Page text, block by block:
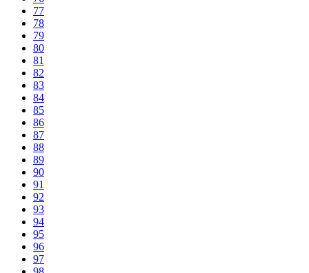
77
78
79
80
81
82
83
84
85
86
87
88
89
90
91
92
93
94
95
96
97